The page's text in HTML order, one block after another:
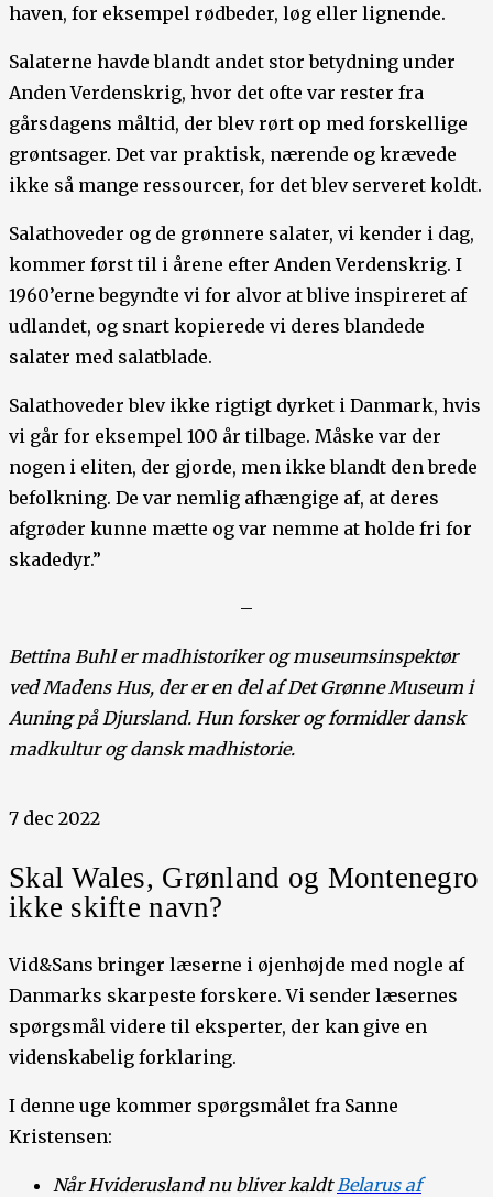
haven, for eksempel rødbeder, løg eller lignende.
Salaterne havde blandt andet stor betydning under
Anden Verdenskrig, hvor det ofte var rester fra
gårsdagens måltid, der blev rørt op med forskellige
grøntsager. Det var praktisk, nærende og krævede
ikke så mange ressourcer, for det blev serveret koldt.
Salathoveder og de grønnere salater, vi kender i dag,
kommer først til i årene efter Anden Verdenskrig. I
1960’erne begyndte vi for alvor at blive inspireret af
udlandet, og snart kopierede vi deres blandede
salater med salatblade.
Salathoveder blev ikke rigtigt dyrket i Danmark, hvis
vi går for eksempel 100 år tilbage. Måske var der
nogen i eliten, der gjorde, men ikke blandt den brede
befolkning. De var nemlig afhængige af, at deres
afgrøder kunne mætte og var nemme at holde fri for
skadedyr.”
–
Bettina Buhl er madhistoriker og museumsinspektør
ved Madens Hus, der er en del af Det Grønne Museum i
Auning på Djursland. Hun forsker og formidler dansk
madkultur og dansk madhistorie.
7 dec 2022
Skal Wales, Grønland og Montenegro
ikke skifte navn?
Vid&Sans bringer læserne i øjenhøjde med nogle af
Danmarks skarpeste forskere. Vi sender læsernes
spørgsmål videre til eksperter, der kan give en
videnskabelig forklaring.
I denne uge kommer spørgsmålet fra Sanne
Kristensen:
Når Hviderusland nu bliver kaldt Belarus af